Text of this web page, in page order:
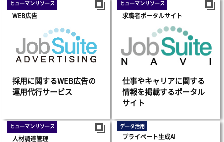
ヒューマンリソース
WEB広告
採用に関するWEB広告の
運用代行サービス
ヒューマンリソース
求職者ポータルサイト
仕事やキャリアに関する
情報を掲載するポータル
サイト
ヒューマンリソース
人材調達管理
データ活用
プライベート生成AI